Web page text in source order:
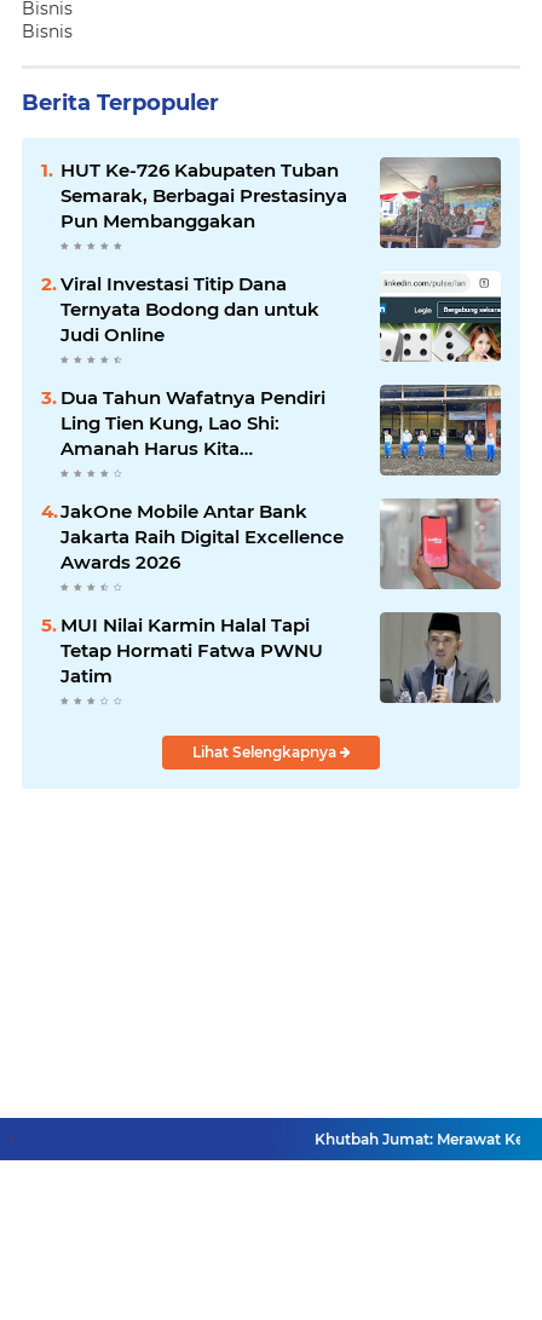
Bisnis
Bisnis
Berita Terpopuler
HUT Ke-726 Kabupaten Tuban
Semarak, Berbagai Prestasinya
Pun Membanggakan
Viral Investasi Titip Dana
Ternyata Bodong dan untuk
Judi Online
Dua Tahun Wafatnya Pendiri
Ling Tien Kung, Lao Shi:
Amanah Harus Kita
Laksanakan!
JakOne Mobile Antar Bank
Jakarta Raih Digital Excellence
Awards 2026
MUI Nilai Karmin Halal Tapi
Tetap Hormati Fatwa PWNU
Jatim
Lihat Selengkapnya
Khutbah Jumat: Merawat